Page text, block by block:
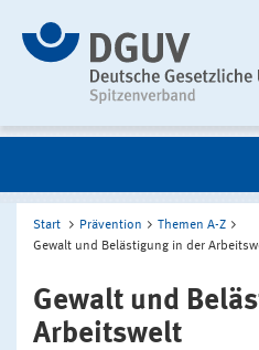
Start Prävention
Themen A-Z
Gewalt und Belästigung in der
Gewalt und
Arbeitswelt